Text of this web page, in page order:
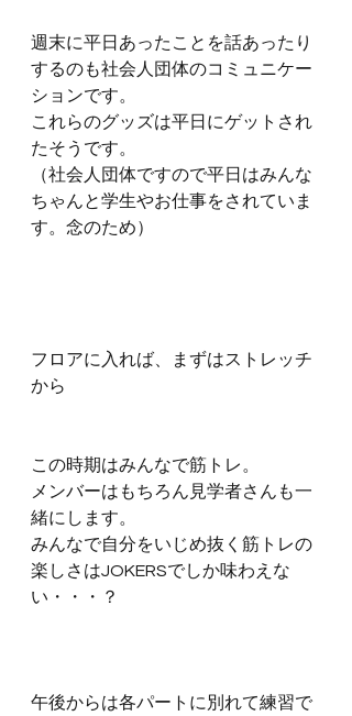
週末に平日あったことを話あったり
するのも社会人団体のコミュニケー
ションです。
これらのグッズは平日にゲットされ
たそうです。
（社会人団体ですので平日はみんな
ちゃんと学生やお仕事をされていま
す。念のため）
フロアに入れば、まずはストレッチ
から
この時期はみんなで筋トレ。
メンバーはもちろん見学者さんも一
緒にします。
みんなで自分をいじめ抜く筋トレの
楽しさはJOKERSでしか味わえな
い・・・？
午後からは各パートに別れて練習で